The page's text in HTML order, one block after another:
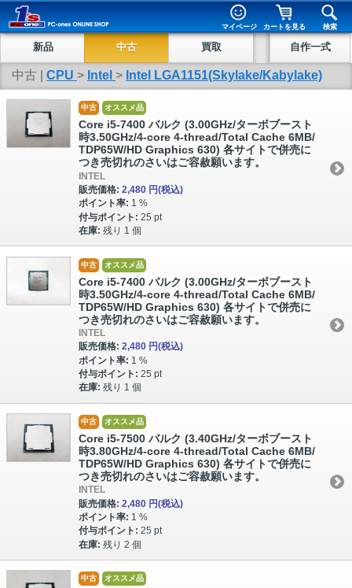
マイページ カートを見る 検索
新品 中古 買取 自作一式
中古 | CPU > Intel > Intel LGA1151(Skylake/Kabylake)
中古 オススメ品
Core i5-7400 バルク (3.00GHz/ターボブースト
時3.50GHz/4-core 4-thread/Total Cache 6MB/
TDP65W/HD Graphics 630) 各サイトで併売に
つき売切れのさいはご容赦願います。
INTEL
販売価格: 2,480 円(税込)
ポイント率: 1 %
付与ポイント: 25 pt
在庫: 残り 1 個
中古 オススメ品
Core i5-7400 バルク (3.00GHz/ターボブースト
時3.50GHz/4-core 4-thread/Total Cache 6MB/
TDP65W/HD Graphics 630) 各サイトで併売に
つき売切れのさいはご容赦願います。
INTEL
販売価格: 2,480 円(税込)
ポイント率: 1 %
付与ポイント: 25 pt
在庫: 残り 1 個
中古 オススメ品
Core i5-7500 バルク (3.40GHz/ターボブースト
時3.80GHz/4-core 4-thread/Total Cache 6MB/
TDP65W/HD Graphics 630) 各サイトで併売に
つき売切れのさいはご容赦願います。
INTEL
販売価格: 2,480 円(税込)
ポイント率: 1 %
付与ポイント: 25 pt
在庫: 残り 2 個
中古 オススメ品